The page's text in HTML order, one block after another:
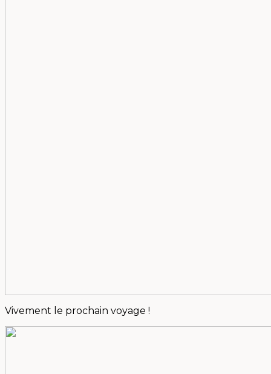
Vivement le prochain voyage !